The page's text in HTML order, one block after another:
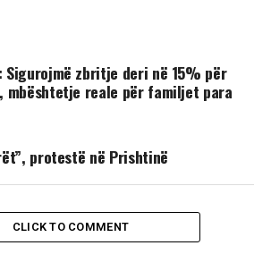
zbritje deri në 15% për
mbështetje reale për familjet para
protestë në Prishtinë
CLICK TO COMMENT